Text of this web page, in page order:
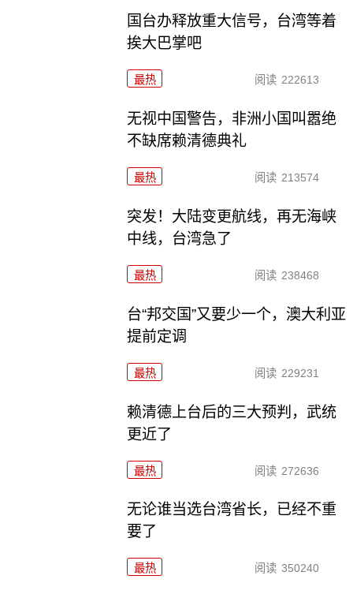
国台办释放重大信号，台湾等着
挨大巴掌吧
最热 阅读 222613
无视中国警告，非洲小国叫嚣绝
不缺席赖清德典礼
最热 阅读 213574
突发！大陆变更航线，再无海峡
中线，台湾急了
最热 阅读 238468
台“邦交国”又要少一个，澳大利亚
提前定调
最热 阅读 229231
赖清德上台后的三大预判，武统
更近了
最热 阅读 272636
无论谁当选台湾省长，已经不重
要了
最热 阅读 350240